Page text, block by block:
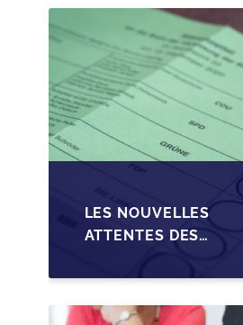
LES NOUVELLES
ATTENTES DES
TRANSMISSION DES
PME BELGES